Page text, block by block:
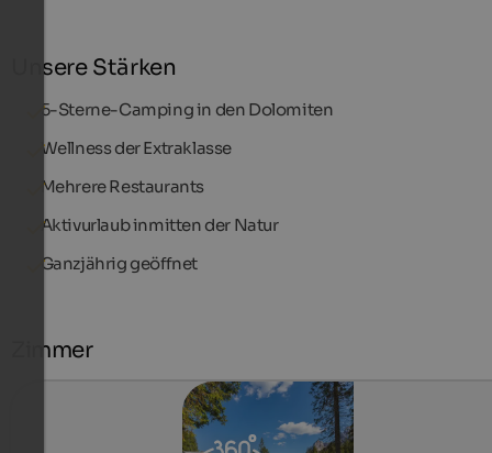
Unsere Stärken
5-Sterne-Camping in den Dolomiten
Wellness der Extraklasse
Mehrere Restaurants
Aktivurlaub inmitten der Natur
Ganzjährig geöffnet
Zimmer